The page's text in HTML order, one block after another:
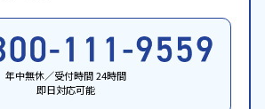
年中無休／受付時間 24時間
即日対応可能